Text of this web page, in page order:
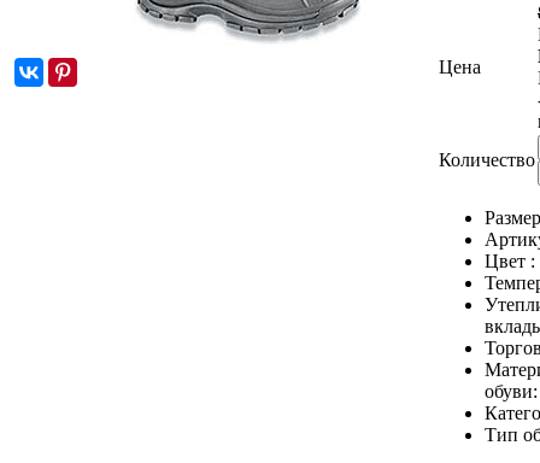
Цена
Количество
Цвет :
Тип